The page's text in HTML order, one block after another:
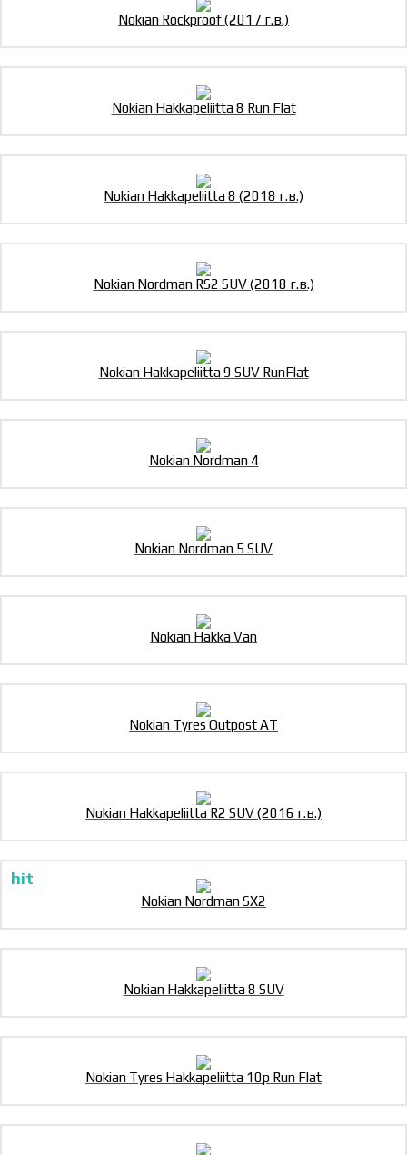
Nokian Rockproof (2017 г.в.)
Nokian Hakkapeliitta 8 Run Flat
Nokian Hakkapeliitta 8 (2018 г.в.)
Nokian Nordman RS2 SUV (2018 г.в.)
Nokian Hakkapeliitta 9 SUV RunFlat
Nokian Nordman 4
Nokian Nordman 5 SUV
Nokian Hakka Van
Nokian Tyres Outpost AT
Nokian Hakkapeliitta R2 SUV (2016 г.в.)
Nokian Nordman SX2
Nokian Hakkapeliitta 8 SUV
Nokian Tyres Hakkapeliitta 10p Run Flat